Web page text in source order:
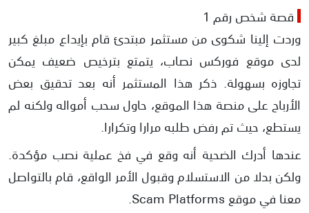
قصة شخص رقم 1
وردت إلينا شكوى من مستثمر مبتدئ قام بإيداع مبلغ كبير
لدى موقع فوركس نصاب، يتمتع بترخيص ضعيف يمكن
تجاوزه بسهولة. ذكر هذا المستثمر أنه بعد تحقيق بعض
الأرباح على منصة هذا الموقع، حاول سحب أمواله ولكنه لم
يستطع، حيث تم رفض طلبه مرارا وتكرارا.
عندها أدرك الضحية أنه وقع في فخ عملية نصب مؤكدة.
ولكن بدلا من الاستسلام وقبول الأمر الواقع، قام بالتواصل
معنا في موقع Scam Platforms.